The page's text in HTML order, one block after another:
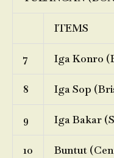
ITEMS
7 Iga Konro
8 Iga Sop
9 Iga Bakar
10 Buntut